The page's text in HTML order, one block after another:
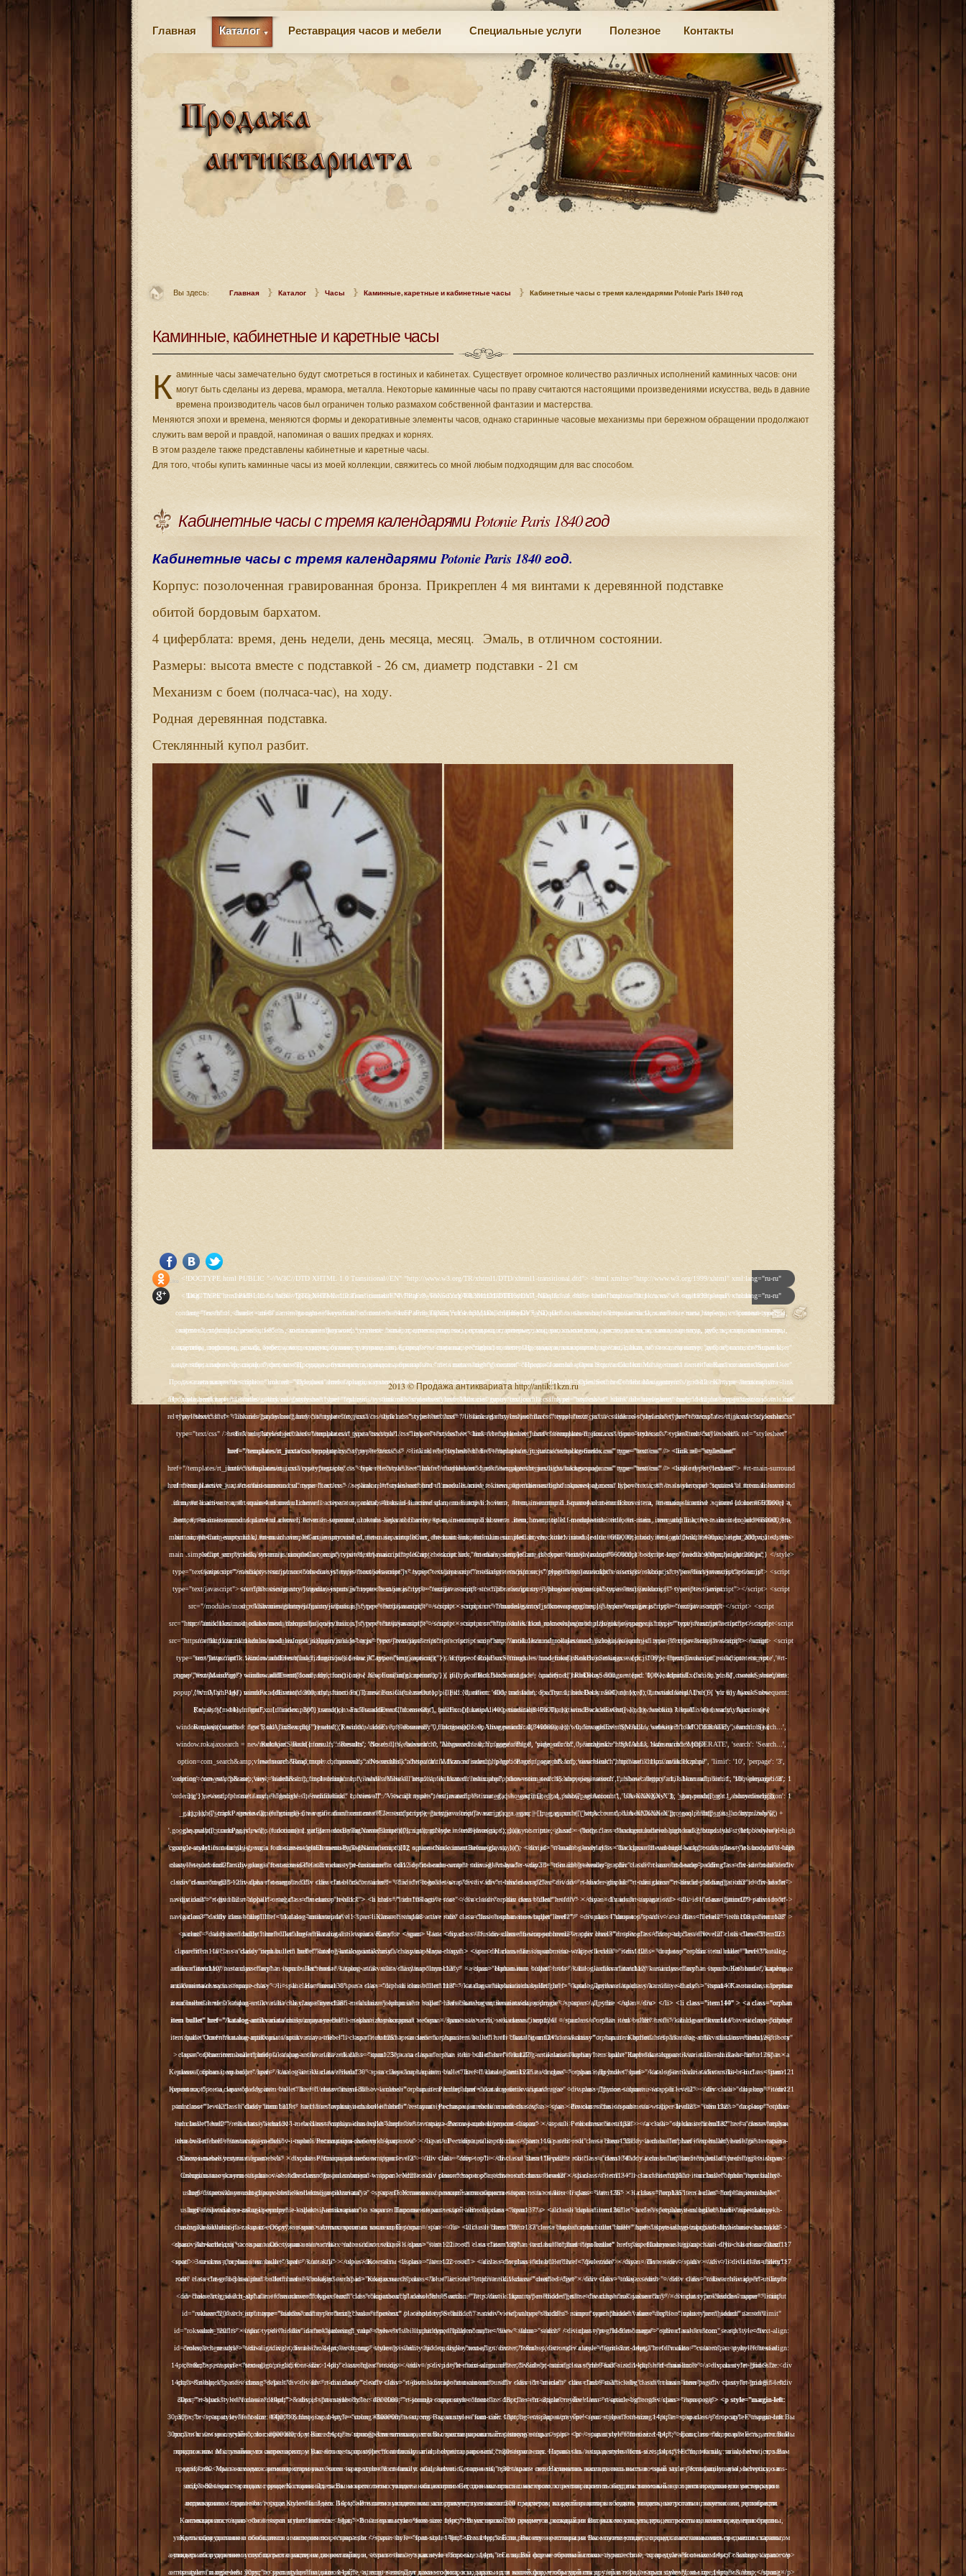
Главная Каталог Реставрация часов и мебели Специальные услуги Полезное Контакты
Вы здесь: Главная Каталог Часы Каминные, каретные и кабинетные часы Кабинетные часы с тремя календарями Potonie Paris 1840 год
Каминные, кабинетные и каретные часы
К аминные часы замечательно будут смотреться в гостиных и кабинетах. Существует огромное количество различных исполнений каминных часов: они
могут быть сделаны из дерева, мрамора, металла. Некоторые каминные часы по праву считаются настоящими произведениями искусства, ведь в давние
времена производитель часов был ограничен только размахом собственной фантазии и мастерства.
Меняются эпохи и времена, меняются формы и декоративные элементы часов, однако старинные часовые механизмы при бережном обращении продолжают
служить вам верой и правдой, напоминая о ваших предках и корнях.
В этом разделе также представлены кабинетные и каретные часы.
Для того, чтобы купить каминные часы из моей коллекции, свяжитесь со мной любым подходящим для вас способом.
Кабинетные часы с тремя календарями Potonie Paris 1840 год
Кабинетные часы с тремя календарями Potonie Paris 1840 год.
Корпус: позолоченная гравированная бронза. Прикреплен 4 мя винтами к деревянной подставке
обитой бордовым бархатом.
4 циферблата: время, день недели, день месяца, месяц. Эмаль, в отличном состоянии.
Размеры: высота вместе с подставкой - 26 см, диаметр подставки - 21 см
Механизм с боем (полчаса-час), на ходу.
Родная деревянная подставка.
Стеклянный купол разбит.
<!DOCTYPE html PUBLIC "-//W3C//DTD XHTML 1.0 Transitional//EN" "http://www.w3.org/TR/xhtml1/DTD/xhtml1-transitional.dtd"> <html xmlns="http://www.w3.org/1999/xhtml" xml:lang="ru-ru" lang="ru-ru" > <head> <meta name="google-site-verification" content="4vFPaFr8_T0N5uYcY4vh3M1DtIkbIJH6yDV7_NDqfJc" /> <base href="http://antik.1kzn.ru/" /> <meta http-equiv="content-type" content="text/html; charset=utf-8" /> <meta name="keywords" content="каталог антиквариат, часы продажа, старинные часы, напольные часы, настенные часы, каминные часы, мебель, старинные люстры, картины, торшеры, резьба, мебель, коллекционирование, чугунное литьё, предметы старины, реставрация, интерьер, модерн, классицизм, кресло, диван, мозаика, гарнитур, дуб, зеркало, светильник, канделябр, шифоньер, шкаф, буфет, комод, сундук, букинист, жирандоль, бронза" /> <meta name="rights" content="Продажа антиквариата http://antik.1kzn.ru" /> <meta name="author" content="Super User" /> <meta name="description" content="Продажа антиквариата, каталог антиквариата." /> <meta name="generator" content="Joomla! - Open Source Content Management" /> <title>Каталог антиквариата - Продажа антиквариата </title> <link rel="stylesheet" href="/plugins/system/rokbox/assets/styles/rokbox.css" type="text/css" /> <link rel="stylesheet" href="/libraries/gantry/css/grid-12.css" type="text/css" /> <link rel="stylesheet" href="/libraries/gantry/css/gantry.css" type="text/css" /> <link rel="stylesheet" href="/libraries/gantry/css/joomla.css" type="text/css" /> <link rel="stylesheet" href="/templates/rt_juxta/css/joomla.css" type="text/css" /> <link rel="stylesheet" href="/templates/rt_juxta/css/style1.css" type="text/css" /> <link rel="stylesheet" href="/templates/rt_juxta/css/demo-styles.css" type="text/css" /> <link rel="stylesheet" href="/templates/rt_juxta/css/template.css" type="text/css" /> <link rel="stylesheet" href="/templates/rt_juxta/css/template-firefox.css" type="text/css" /> <link rel="stylesheet" href="/templates/rt_juxta/css/typography.css" type="text/css" /> <link rel="stylesheet" href="/templates/rt_juxta/css/backgrounds.css" type="text/css" /> <link rel="stylesheet" href="/templates/rt_juxta/css/fusionmenu.css" type="text/css" /> <link rel="stylesheet" href="/modules/mod_roknewspager/themes/light/roknewspager.css" type="text/css" /> <style type="text/css"> #rt-main-surround ul.menu li.active > a, #rt-main-surround ul.menu li.active > .separator, #rt-main-surround ul.menu li.active > .item, #rt-main-surround .square4 ul.menu li:hover > a, #rt-main-surround .square4 ul.menu li:hover > .item, #rt-main-surround .square4 ul.menu li:hover > .separator, .roktabs-links ul li.active span, .menutop li:hover > .item, .menutop li.f-menuparent-itemfocus .item, .menutop li.active > .item {color:#660000;} a, .button, #rt-main-surround ul.menu a:hover, #rt-main-surround ul.menu .separator:hover, #rt-main-surround ul.menu .item:hover, .title1 .module-title .title, #rt-main .item_add:link, #rt-main .item_add:visited, #rt-main .simpleCart_empty:link, #rt-main .simpleCart_empty:visited, #rt-main .simpleCart_checkout:link, #rt-main .simpleCart_checkout:visited {color:#660000;} body #rt-logo {width:400px;height:200px;} </style> <script src="/media/system/js/mootools-core.js" type="text/javascript"></script> <script src="/media/system/js/core.js" type="text/javascript"></script> <script src="/media/system/js/caption.js" type="text/javascript"></script> <script src="/media/system/js/mootools-more.js" type="text/javascript"></script> <script src="/plugins/system/rokbox/assets/js/rokbox.js" type="text/javascript"></script> <script src="/libraries/gantry/js/gantry-inputs.js" type="text/javascript"></script> <script src="/libraries/gantry/js/browser-engines.js" type="text/javascript"></script> <script src="/modules/mod_roknavmenu/themes/fusion/js/fusion.js" type="text/javascript"></script> <script src="/modules/mod_roknewspager/tmpl/js/roknewspager.js" type="text/javascript"></script> <script src="http://antik.1kzn.ru/modules/mod_rizlogin/js/jquery.min.js" type="text/javascript"></script> <script src="http://antik.1kzn.ru/modules/mod_rizlogin/js/jquery-ui.min.js" type="text/javascript"></script> <script src="http://antik.1kzn.ru/modules/mod_rizlogin/js/side-bar.js" type="text/javascript"></script> <script src="/modules/mod_rokajaxsearch/js/rokajaxsearch.js" type="text/javascript"></script> <script type="text/javascript"> window.addEvent('load', function() { new JCaption('img.caption'); }); if (typeof RokBoxSettings == 'undefined') RokBoxSettings = {pc: '100'}; InputsExclusion.push('.content_vote','#rt-popup','#vmMainPage') window.addEvent('domready', function() { new Fusion('ul.menutop', { pill: 0, effect: 'slide and fade', opacity: 1, hideDelay: 500, centered: 0, tweakInitial: {'x': 9, 'y': 6}, tweakSubsequent: {'x': 0, 'y': -14}, menuFx: {duration: 300, transition: Fx.Transitions.Circ.easeOut}, pillFx: {duration: 400, transition: Fx.Transitions.Back.easeOut} }); }); function keepAlive() { var myAjax = new Request({method: "get", url: "index.php"}).send();} window.addEvent("domready", function(){ keepAlive.periodical(840000); }); window.addEvent((window.webkit) ? 'load' : 'domready', function() { window.rokajaxsearch = new RokAjaxSearch({ 'results': 'Results', 'close': '', 'websearch': 0, 'blogsearch': 0, 'imagesearch': 0, 'videosearch': 0, 'imagesize': 'SMALL', 'safesearch': 'MODERATE', 'search': 'Search...', 'readmore': 'Read more...', 'noresults': 'No results', 'advsearch': 'Advanced search', 'page': 'Page', 'page_of': 'of', 'searchlink': 'http://antik.1kzn.ru/index.php?option=com_search&amp;view=search&amp;tmpl=component', 'advsearchlink': 'http://antik.1kzn.ru/index.php?option=com_search&amp;view=search', 'uribase': 'http://antik.1kzn.ru/', 'limit': '10', 'perpage': '3', 'ordering': 'newest', 'phrase': 'any', 'hidedivs': '', 'includelink': 1, 'viewall': 'View all results', 'estimated': 'estimated', 'showestimated': 1, 'showpagination': 1, 'showcategory': 1, 'showreadmore': 1, 'showdescription': 1 }); }); </script> <meta name="google-site-verification" content="" /> <script type="text/javascript"> var _gaq = _gaq || []; _gaq.push(['_setAccount', 'UA-XXXXX-X']); _gaq.push(['_gat._anonymizeIp']); _gaq.push(['_trackPageview']); (function() { var ga = document.createElement('script'); ga.type = 'text/javascript'; ga.async = true; ga.src = ('https:' == document.location.protocol ? 'https://ssl' : 'http://www') + '.google-analytics.com/ga.js'; var s = document.getElementsByTagName('script')[0]; s.parentNode.insertBefore(ga, s); })(); </script> </head> <body class="backgroundlevel-high backgroundstyle-style1 bodylevel-high cssstyle-style1 font-family-georgia font-size-is-default menu-type-fusionmenu col12 option-com-content menu-glavnaya "> <div id="rt-mainbg-overlay"> <div class="rt-surround-wrap"><div class="rt-surround"><div class="rt-surround2"><div class="rt-surround3"> <div class="rt-container"> <div id="rt-header-wrap"><div id="rt-header-wrap2"> <div id="rt-header-graphic"> <div class="rt-header-padding"> <div id="rt-header"> <div class="rt-grid-12 rt-alpha rt-omega"> <div class="rt-block"> <a href="/" id="rt-logo"></a> </div> </div> <div class="clear"></div> </div> <div id="rt-navigation"><div id="rt-navigation2"><div id="rt-navigation3"> <div class="nopill"> <ul class="menutop level1 " > <li class="item108 active root" > <a class="orphan item bullet" href="/" > <span> Главная </span> </a> </li> <li class="item109 parent root" > <a class="daddy item bullet" href="/katalog-antikvariata" > <span> Каталог </span> </a> <div class="fusion-submenu-wrapper level2"> <div class="drop-top"></div> <ul class="level2"> <li class="item123 parent" > <a class="daddy item bullet" href="/katalog-antikvariata/chasy" > <span> Часы </span> </a> <div class="fusion-submenu-wrapper level3"> <div class="drop-top"></div> <ul class="level3"> <li class="item110" > <a class="orphan item bullet" href="/katalog-antikvariata/chasy/napolnye-chasy" > <span> Напольные </span> </a> </li> <li class="item112" > <a class="orphan item bulle
<!DOCTYPE html PUBLIC "-//W3C//DTD XHTML 1.0 Transitional//EN" "http://www.w3.org/TR/xhtml1/DTD/xhtml1-transitional.dtd"> <html xmlns="http://www.w3.org/1999/xhtml" xml:lang="ru-ru" lang="ru-ru" > <head> <meta name="google-site-verification" content="4vFPaFr8_T0N5uYcY4vh3M1DtIkbIJH6yDV7_NDqfJc" /> <base href="http://antik.1kzn.ru/" /> <meta http-equiv="content-type" content="text/html; charset=utf-8" /> <meta name="keywords" content="каталог антиквариат, часы продажа, старинные часы, напольные часы, настенные часы, каминные часы, мебель, старинные люстры, картины, торшеры, резьба, мебель, коллекционирование, чугунное литьё, предметы старины, реставрация, интерьер, модерн, классицизм, кресло, диван, мозаика, гарнитур, дуб, зеркало, светильник, канделябр, шифоньер, шкаф, буфет, комод, сундук, букинист, жирандоль, бронза" /> <meta name="rights" content="Продажа антиквариата http://antik.1kzn.ru" /> <meta name="author" content="Super User" /> <meta name="description" content="Продажа антиквариата, каталог антиквариата." /> <meta name="generator" content="Joomla! - Open Source Content Management" /> <title>Каталог антиквариата - Продажа антиквариата </title> <link rel="stylesheet" href="/plugins/system/rokbox/assets/styles/rokbox.css" type="text/css" /> <link rel="stylesheet" href="/libraries/gantry/css/grid-12.css" type="text/css" /> <link rel="stylesheet" href="/libraries/gantry/css/gantry.css" type="text/css" /> <link rel="stylesheet" href="/libraries/gantry/css/joomla.css" type="text/css" /> <link rel="stylesheet" href="/templates/rt_juxta/css/joomla.css" type="text/css" /> <link rel="stylesheet" href="/templates/rt_juxta/css/style1.css" type="text/css" /> <link rel="stylesheet" href="/templates/rt_juxta/css/demo-styles.css" type="text/css" /> <link rel="stylesheet" href="/templates/rt_juxta/css/template.css" type="text/css" /> <link rel="stylesheet" href="/templates/rt_juxta/css/template-firefox.css" type="text/css" /> <link rel="stylesheet" href="/templates/rt_juxta/css/typography.css" type="text/css" /> <link rel="stylesheet" href="/templates/rt_juxta/css/backgrounds.css" type="text/css" /> <link rel="stylesheet" href="/templates/rt_juxta/css/fusionmenu.css" type="text/css" /> <link rel="stylesheet" href="/modules/mod_roknewspager/themes/light/roknewspager.css" type="text/css" /> <style type="text/css"> #rt-main-surround ul.menu li.active > a, #rt-main-surround ul.menu li.active > .separator, #rt-main-surround ul.menu li.active > .item, #rt-main-surround .square4 ul.menu li:hover > a, #rt-main-surround .square4 ul.menu li:hover > .item, #rt-main-surround .square4 ul.menu li:hover > .separator, .roktabs-links ul li.active span, .menutop li:hover > .item, .menutop li.f-menuparent-itemfocus .item, .menutop li.active > .item {color:#660000;} a, .button, #rt-main-surround ul.menu a:hover, #rt-main-surround ul.menu .separator:hover, #rt-main-surround ul.menu .item:hover, .title1 .module-title .title, #rt-main .item_add:link, #rt-main .item_add:visited, #rt-main .simpleCart_empty:link, #rt-main .simpleCart_empty:visited, #rt-main .simpleCart_checkout:link, #rt-main .simpleCart_checkout:visited {color:#660000;} body #rt-logo {width:400px;height:200px;} </style> <script src="/media/system/js/mootools-core.js" type="text/javascript"></script> <script src="/media/system/js/core.js" type="text/javascript"></script> <script src="/media/system/js/caption.js" type="text/javascript"></script> <script src="/media/system/js/mootools-more.js" type="text/javascript"></script> <script src="/plugins/system/rokbox/assets/js/rokbox.js" type="text/javascript"></script> <script src="/libraries/gantry/js/gantry-inputs.js" type="text/javascript"></script> <script src="/libraries/gantry/js/browser-engines.js" type="text/javascript"></script> <script src="/modules/mod_roknavmenu/themes/fusion/js/fusion.js" type="text/javascript"></script> <script src="/modules/mod_roknewspager/tmpl/js/roknewspager.js" type="text/javascript"></script> <script src="http://antik.1kzn.ru/modules/mod_rizlogin/js/jquery.min.js" type="text/javascript"></script> <script src="http://antik.1kzn.ru/modules/mod_rizlogin/js/jquery-ui.min.js" type="text/javascript"></script> <script src="http://antik.1kzn.ru/modules/mod_rizlogin/js/side-bar.js" type="text/javascript"></script> <script src="/modules/mod_rokajaxsearch/js/rokajaxsearch.js" type="text/javascript"></script> <script type="text/javascript"> window.addEvent('load', function() { new JCaption('img.caption'); }); if (typeof RokBoxSettings == 'undefined') RokBoxSettings = {pc: '100'}; InputsExclusion.push('.content_vote','#rt-popup','#vmMainPage') window.addEvent('domready', function() { new Fusion('ul.menutop', { pill: 0, effect: 'slide and fade', opacity: 1, hideDelay: 500, centered: 0, tweakInitial: {'x': 9, 'y': 6}, tweakSubsequent: {'x': 0, 'y': -14}, menuFx: {duration: 300, transition: Fx.Transitions.Circ.easeOut}, pillFx: {duration: 400, transition: Fx.Transitions.Back.easeOut} }); }); function keepAlive() { var myAjax = new Request({method: "get", url: "index.php"}).send();} window.addEvent("domready", function(){ keepAlive.periodical(840000); }); window.addEvent((window.webkit) ? 'load' : 'domready', function() { window.rokajaxsearch = new RokAjaxSearch({ 'results': 'Results', 'close': '', 'websearch': 0, 'blogsearch': 0, 'imagesearch': 0, 'videosearch': 0, 'imagesize': 'SMALL', 'safesearch': 'MODERATE', 'search': 'Search...', 'readmore': 'Read more...', 'noresults': 'No results', 'advsearch': 'Advanced search', 'page': 'Page', 'page_of': 'of', 'searchlink': 'http://antik.1kzn.ru/index.php?option=com_search&amp;view=search&amp;tmpl=component', 'advsearchlink': 'http://antik.1kzn.ru/index.php?option=com_search&amp;view=search', 'uribase': 'http://antik.1kzn.ru/', 'limit': '10', 'perpage': '3', 'ordering': 'newest', 'phrase': 'any', 'hidedivs': '', 'includelink': 1, 'viewall': 'View all results', 'estimated': 'estimated', 'showestimated': 1, 'showpagination': 1, 'showcategory': 1, 'showreadmore': 1, 'showdescription': 1 }); }); </script> <meta name="google-site-verification" content="" /> <script type="text/javascript"> var _gaq = _gaq || []; _gaq.push(['_setAccount', 'UA-XXXXX-X']); _gaq.push(['_gat._anonymizeIp']); _gaq.push(['_trackPageview']); (function() { var ga = document.createElement('script'); ga.type = 'text/javascript'; ga.async = true; ga.src = ('https:' == document.location.protocol ? 'https://ssl' : 'http://www') + '.google-analytics.com/ga.js'; var s = document.getElementsByTagName('script')[0]; s.parentNode.insertBefore(ga, s); })(); </script> </head> <body class="backgroundlevel-high backgroundstyle-style1 bodylevel-high cssstyle-style1 font-family-georgia font-size-is-default menu-type-fusionmenu col12 option-com-content menu-glavnaya "> <div id="rt-mainbg-overlay"> <div class="rt-surround-wrap"><div class="rt-surround"><div class="rt-surround2"><div class="rt-surround3"> <div class="rt-container"> <div id="rt-header-wrap"><div id="rt-header-wrap2"> <div id="rt-header-graphic"> <div class="rt-header-padding"> <div id="rt-header"> <div class="rt-grid-12 rt-alpha rt-omega"> <div class="rt-block"> <a href="/" id="rt-logo"></a> </div> </div> <div class="clear"></div> </div> <div id="rt-navigation"><div id="rt-navigation2"><div id="rt-navigation3"> <div class="nopill"> <ul class="menutop level1 " > <li class="item108 active root" > <a class="orphan item bullet" href="/" > <span> Главная </span> </a> </li> <li class="item109 parent root" > <a class="daddy item bullet" href="/katalog-antikvariata" > <span> Каталог </span> </a> <div class="fusion-submenu-wrapper level2"> <div class="drop-top"></div> <ul class="level2"> <li class="item123 parent" > <a class="daddy item bullet" href="/katalog-antikvariata/chasy" > <span> Часы </span> </a> <div class="fusion-submenu-wrapper level3"> <div class="drop-top"></div> <ul class="level3"> <li class="item110" > <a class="orphan item bullet" href="/katalog-antikvariata/chasy/napolnye-chasy" > <span> Напольные </span> </a> </li> <li class="item112" > <a class="orphan item bulle
Social Like
2013 © Продажа антиквариата http://antik.1kzn.ru